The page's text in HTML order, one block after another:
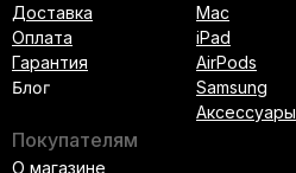
Доставка
Оплата
Гарантия
Блог
Mac
iPad
AirPods
Samsung
Аксессуары
Покупателям
О магазине